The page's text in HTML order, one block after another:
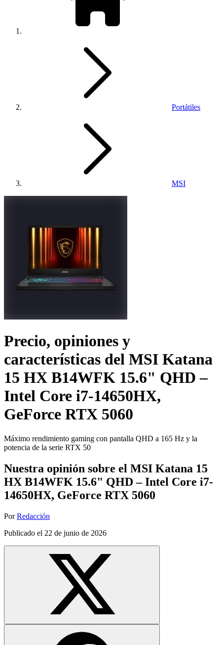
Portátiles
MSI
Precio, opiniones y
características del MSI Katana
15 HX B14WFK 15.6" QHD –
Intel Core i7-14650HX,
GeForce RTX 5060
Máximo rendimiento gaming con pantalla QHD a 165 Hz y la
potencia de la serie RTX 50
Nuestra opinión sobre el MSI Katana 15
HX B14WFK 15.6" QHD – Intel Core i7-
14650HX, GeForce RTX 5060
Por Redacción
Publicado el 22 de junio de 2026